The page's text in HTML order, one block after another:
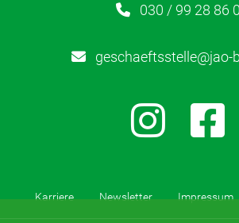
Kinderschutz
030 / 99 28 86 0
geschaeftsstelle@jao-
Karriere Newsletter Impressum